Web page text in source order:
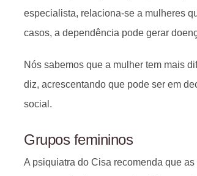
especialista, relaciona-se a mulheres
casos, a dependência pode gerar
Nós sabemos que a mulher tem mais
diz, acrescentando que pode ser em
social.
Grupos femininos
A psiquiatra do Cisa recomenda que